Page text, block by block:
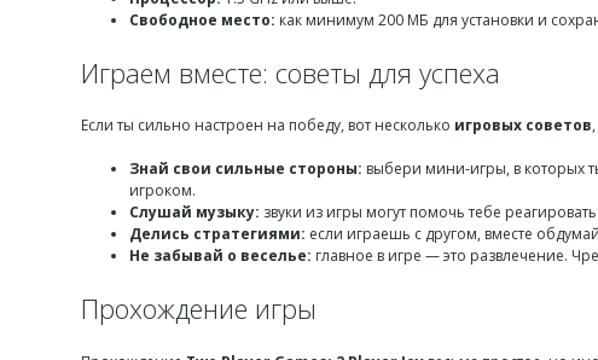
Свободное место: как минимум 200 МБ для установки и
Играем вместе: советы для успеха
Если ты сильно настроен на победу, вот несколько игровых советов
Знай свои сильные стороны: выбери мини-игры, в которых
игроком.
Слушай музыку: звуки из игры могут помочь тебе
Делись стратегиями: если играешь с другом, вместе
Не забывай о веселье: главное в игре — это развлечение.
Прохождение игры